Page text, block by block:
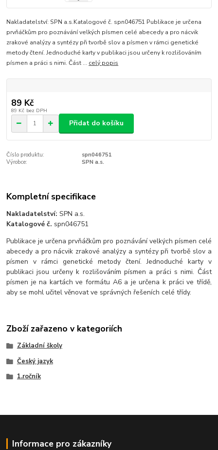
Nakladatelství: SPN a.s.Katalogové č. spn046751 Publikace je určena
prvňáčkům pro poznávání velkých písmen celé abecedy a pro nácvik
zrakové analýzy a syntézy při tvorbě slov a písmen v rámci genetické
metody čtení. Jednoduché karty v publikaci jsou určeny k rozlišováním
písmen a práci s nimi. Část ... celý popis
89 Kč
89 Kč bez DPH
Přidat do košíku
Číslo produktu:
spn046751
Výrobce:
SPN a.s.
Kompletní specifikace
Nakladatelství:SPN a.s.
Katalogové č. spn046751
Publikace je určena prvňáčkům pro poznávání velkých písmen celé
abecedy a pro nácvik zrakové analýzy a syntézy při tvorbě slov a
písmen v rámci genetické metody čtení. Jednoduché karty v
publikaci jsou určeny k rozlišováním písmen a práci s nimi. Část
písmen je na kartách ve formátu A6 a je určena k práci ve třídě,
aby se mohl učitel věnovat ve správných řešeních celé třídy.
Zboží zařazeno v kategoriích
Základní školy
Český jazyk
1.ročník
Informace pro zákazníky